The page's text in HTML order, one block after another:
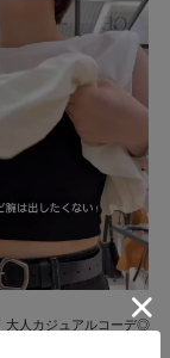
大人カジュアルコーデ◎